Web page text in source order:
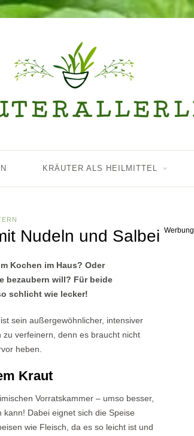
KRÄUTER ALS HEILMITTEL
Nudeln und Salbei Werbung
Kochen im Haus? Oder
bezaubern will? Für beide
schlicht wie lecker!
sein außergewöhnlicher, intensiver
verfeinern, denn es braucht nicht
heben.
Kraut
Vorratskammer – umso besser,
Dabei eignet sich die Speise
wie Fleisch, da es so leicht ist und